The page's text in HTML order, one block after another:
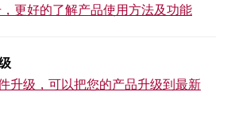
更好的了解产品使用方法及功能
升级，可以把您的产品升级到最新